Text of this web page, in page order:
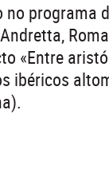
programa
«Entre
ibéricos